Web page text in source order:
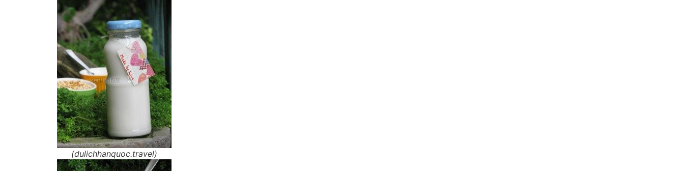
(dulichhanquoc.travel)